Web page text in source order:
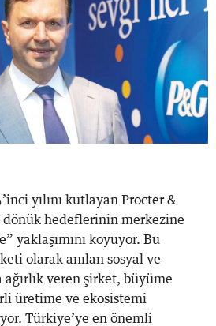
yılını kutlayan Procter &
dönük hedeflerinin merkezine
yaklaşımını koyuyor. Bu
olarak anılan sosyal ve
veren şirket, büyüme
üretime ve ekosistemi
Türkiye’ye en önemli